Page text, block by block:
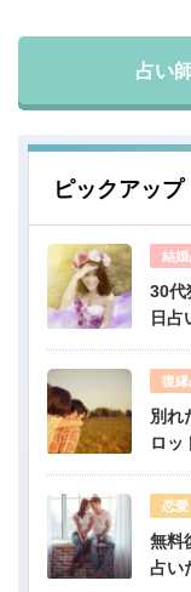
占い
ピックアップ
結婚
30代
日占
復縁
別れ
ロッ
恋愛
無料
占い